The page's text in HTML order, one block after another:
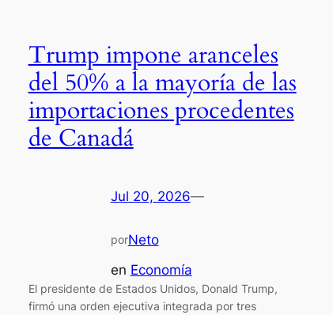
Trump impone aranceles
del 50% a la mayoría de las
importaciones procedentes
de Canadá
Jul 20, 2026—
porNeto
en Economía
El presidente de Estados Unidos, Donald Trump,
firmó una orden ejecutiva integrada por tres